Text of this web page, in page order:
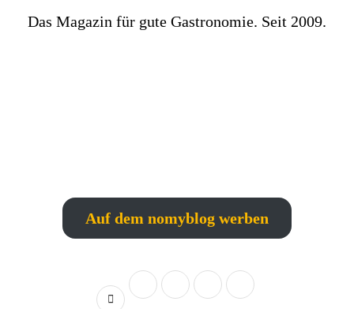
Das Magazin für gute Gastronomie. Seit 2009.
Auf dem nomyblog werben